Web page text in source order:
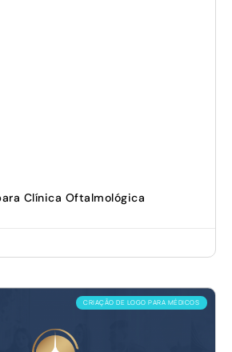
Clínica Oftalmológica
CRIAÇÃO DE LOGO PARA MÉDICOS